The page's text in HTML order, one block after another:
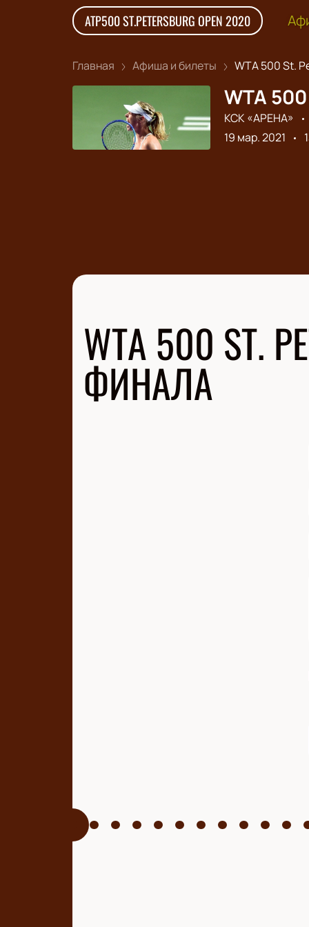
ATP500 ST.PETERSBURG OPEN 2020
Главная Афиша и билеты WTA 500 St.
WTA
КСК «АРЕНА»
19 мар. 2021
WTA 500 ST.
ФИНАЛА